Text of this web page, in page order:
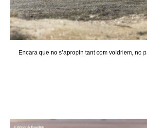
Encara que no s’apropin tant com voldriem, no